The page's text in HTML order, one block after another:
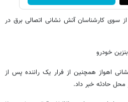
سوی کارشناسان آتش نشانی اتصالی برق در
خودرو
اهواز همچنین از فرار یک راننده پس از
حادثه خبر داد.